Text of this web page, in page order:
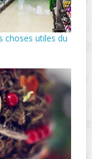
choses utiles du